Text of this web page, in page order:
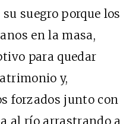
suegro porque los
en la masa,
para quedar
y,
forzados junto con
al río arrastrando a